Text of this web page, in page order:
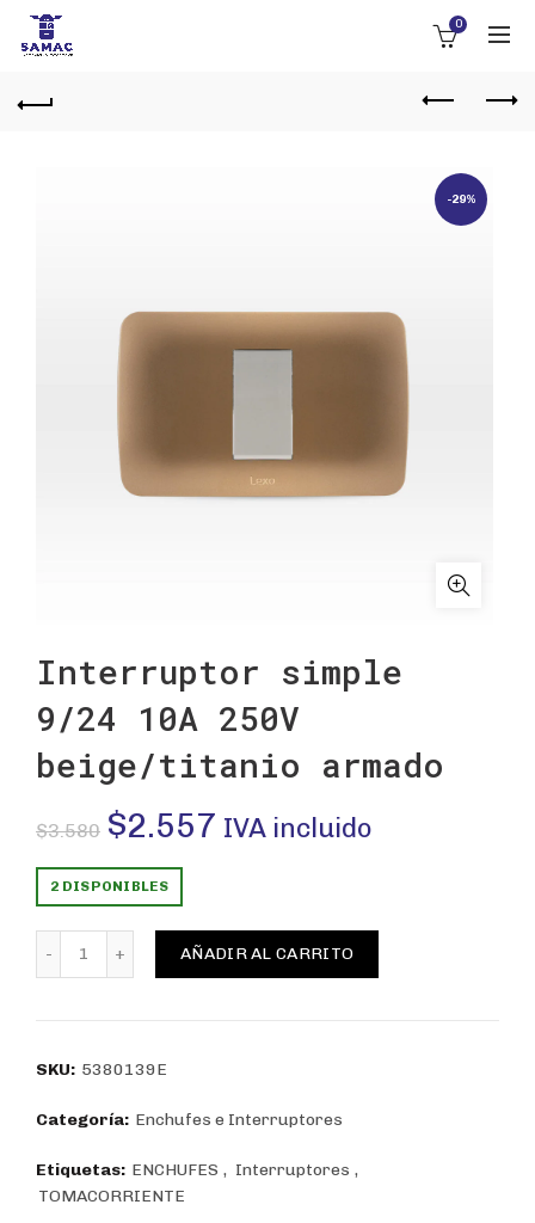
0
-29%
Interruptor simple
9/24 10A 250V
beige/titanio armado
$3.580 El
precio
original
era:
$2.557 El
actual
es:
IVA incluido
2 DISPONIBLES
Interruptor simple 9/24 10A 250V beige/titanio
AÑADIR AL CARRITO
SKU: 5380139E
Categoría: Enchufes e Interruptores
Etiquetas: ENCHUFES , Interruptores ,
TOMACORRIENTE